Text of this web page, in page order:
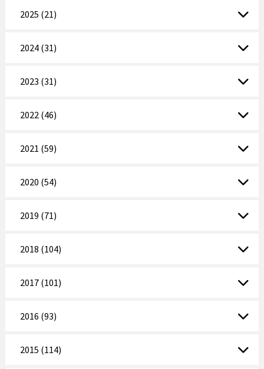
2025 (21)
2024 (31)
2023 (31)
2022 (46)
2021 (59)
2020 (54)
2019 (71)
2018 (104)
2017 (101)
2016 (93)
2015 (114)